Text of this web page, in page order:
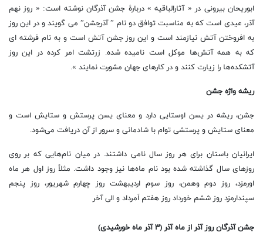
ابوریحان بیرونی در « آثارالباقیه » دربارهٔ جشن آذرگان نوشته است: « روز نهم
آذر، عیدی است که به مناسبت توافق دو نام ” آذرجشن” می گویند و در این روز
به افروختن آتش نیازمند است و این روز جشن آتش است و به نام فرشته ای
که به همه آتش‌ها موکل است نامیده شده. زرتشت امر کرده در این روز
آتشکده‌ها را زیارت کنند و در کارهای جهان مشورت نمایند ».
ریشه واژه جشن
جشن، ریشه در یسن اوستایی دارد و معنای یسن پرستش و ستایش است و
معنای ستایش و پرستشی توام با شادمانی و سرور از آن دریافت می‌شود.
ایرانیان باستان برای هر روز سال نامی داشتند. در میان نام‌هایی که بر روی
روزهای سال گذاشته شده بود نام ماه‌ها نیز وجود داشت. مثلاً روز اول هر ماه
اورمزد، روز دوم وهمن، روز سوم اردیبهشت روز چهارم شهریور، روز پنجم
سپندارمزد روز ششم خورداد روز هفتم اَمرداد و الی آخر
جشن آذرگان روز آذر از ماه آذر (۳ آذر ماه خورشیدی)